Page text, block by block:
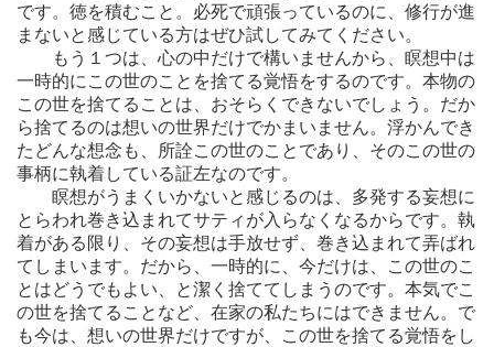
です。徳を積むこと。必死で頑張っているのに、修行が進
まないと感じている方はぜひ試してみてください。
もう１つは、心の中だけで構いませんから、瞑想中は
一時的にこの世のことを捨てる覚悟をするのです。本物の
この世を捨てることは、おそらくできないでしょう。だか
ら捨てるのは想いの世界だけでかまいません。浮かんでき
たどんな想念も、所詮この世のことであり、そのこの世の
事柄に執着している証左なのです。
瞑想がうまくいかないと感じるのは、多発する妄想に
とらわれ巻き込まれてサティが入らなくなるからです。執
着がある限り、その妄想は手放せず、巻き込まれて弄ばれ
てしまいます。だから、一時的に、今だけは、この世のこ
とはどうでもよい、と潔く捨ててしまうのです。本気でこ
の世を捨てることなど、在家の私たちにはできません。で
も今は、想いの世界だけですが、この世を捨てる覚悟をし